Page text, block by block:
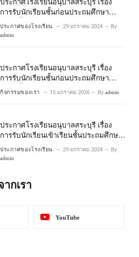
ประกาศโรงเรียนอนุบาลสระบุรี เรื่อง
การรับนักเรียนชั้นก่อนประถมศึกษา
ระดับชั้นอนุบาลปีที่ 2 ประจําปีการศึกษา
2567
ประกาศของโรงเรียน 29 มกราคม 2024 By
admin
ประกาศโรงเรียนอนุบาลสระบุรี เรื่อง
การรับนักเรียนชั้นก่อนประถมศึกษา
ระดับชั้นอนุบาลปีที่ ๒ ประจำปีการศึกษา
กิจกรรมของเรา 15 มกราคม 2026 By admin
ประกาศโรงเรียนอนุบาลสระบุรี เรื่อง
การรับนักเรียนเข้าเรียนชั้นประถมศึกษา
ปีที่ 1 โครงการห้องเรียนพิเศษ
วิทยาศาสตร์ และคณิตศาสตร์ ประจําปี
ประกาศของโรงเรียน 29 มกราคม 2024 By
admin
กเรา
YouTube